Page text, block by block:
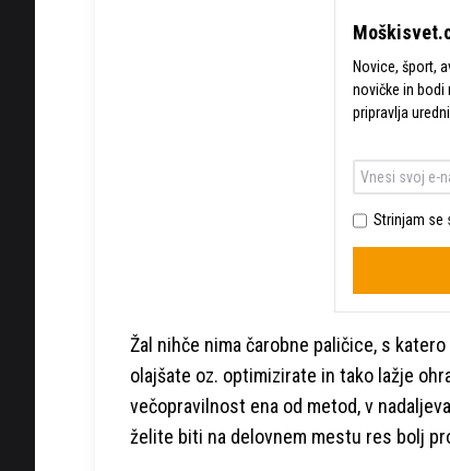
Novice, šport,
novičke in bodi
pripravlja
Strinjam se
Žal nihče nima čarobne paličice, s
olajšate oz. optimizirate in tako lažje
večopravilnost ena od metod, v
želite biti na delovnem mestu res bolj